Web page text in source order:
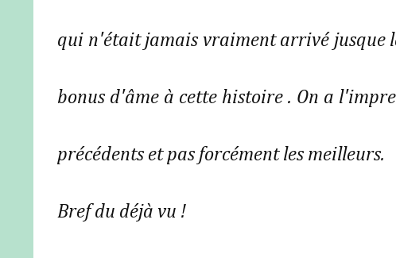
qui n'était jamais vraiment arrivé jusque
bonus d'âme à cette histoire . On a
précédents et pas forcément les meilleurs.
Bref du déjà vu !